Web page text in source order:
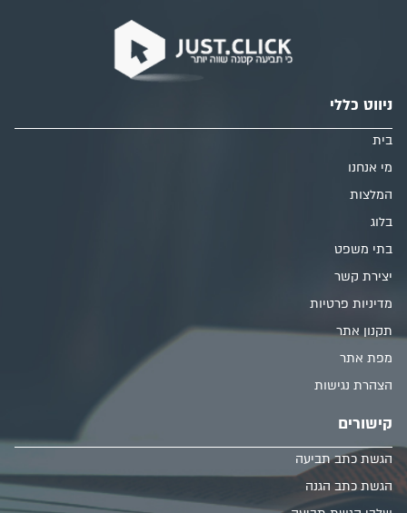
ניווט כללי
בית
מי אנחנו
המלצות
בלוג
בתי משפט
יצירת קשר
מדיניות פרטיות
תקנון אתר
מפת אתר
הצהרת נגישות
קישורים
הגשת כתב תביעה
הגשת כתב הגנה